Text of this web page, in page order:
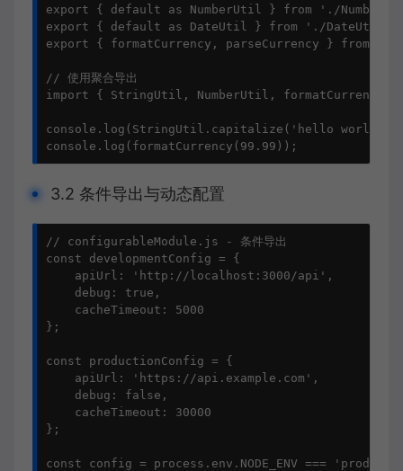
export { default as NumberUtil } from './
export { default as DateUtil } from './
export { formatCurrency, parseCurrency } from
// 使用聚合导出
import { StringUtil, NumberUtil,
console.log(StringUtil.capitalize('hello
console.log(formatCurrency(99.99));
3.2 条件导出与动态配置
// configurableModule.js - 条件导出
const developmentConfig = {
    apiUrl: 'http://localhost:3000/api',
    debug: true,
    cacheTimeout: 5000
};
const productionConfig = {
    apiUrl: 'https://api.example.com',
    debug: false,
    cacheTimeout: 30000
};
const config = process.env.NODE_ENV ===